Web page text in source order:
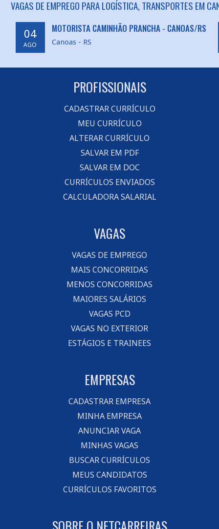
VAGAS DE EMPREGO PARA LOGÍSTICA, TRANSPORTES EM
04
AGO
MOTORISTA CAMINHÃO PRANCHA - CANOAS/RS
Canoas - RS
PROFISSIONAIS
CADASTRAR CURRÍCULO
MEU CURRÍCULO
ALTERAR CURRÍCULO
SALVAR EM PDF
SALVAR EM DOC
CURRÍCULOS ENVIADOS
CALCULADORA SALARIAL
VAGAS
VAGAS DE EMPREGO
MAIS CONCORRIDAS
MENOS CONCORRIDAS
MAIORES SALÁRIOS
VAGAS PCD
VAGAS NO EXTERIOR
ESTÁGIOS E TRAINEES
EMPRESAS
CADASTRAR EMPRESA
MINHA EMPRESA
ANUNCIAR VAGA
MINHAS VAGAS
BUSCAR CURRÍCULOS
MEUS CANDIDATOS
CURRÍCULOS FAVORITOS